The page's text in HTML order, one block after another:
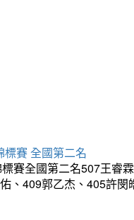
賽 全國第二名
賽全國第二名507王睿
、409郭乙杰、405許